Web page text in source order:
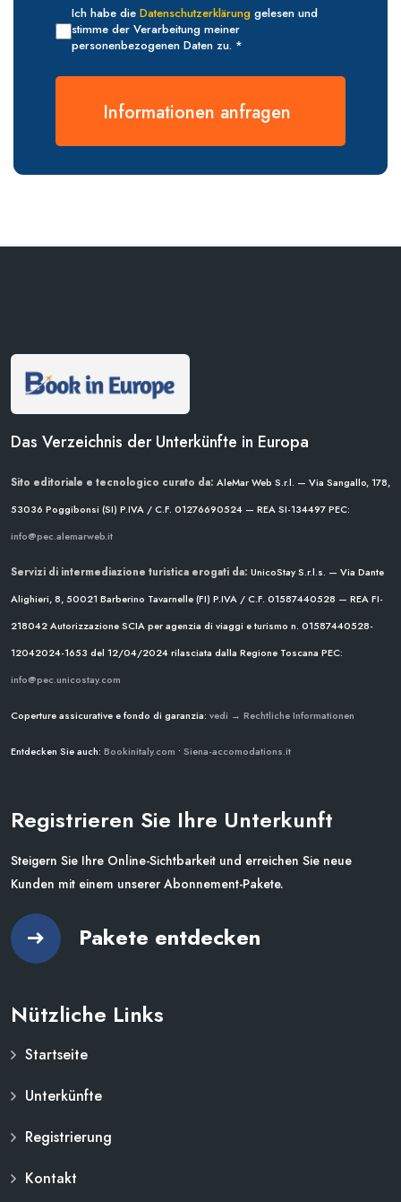
Ich habe die Datenschutzerklärung gelesen und
stimme der Verarbeitung meiner
personenbezogenen Daten zu. *
Informationen anfragen
Das Verzeichnis der Unterkünfte in Europa
Sito editoriale e tecnologico curato da: AleMar Web S.r.l. — Via Sangallo, 178,
53036 Poggibonsi (SI) P.IVA / C.F. 01276690524 — REA SI-134497PEC:
info@pec.alemarweb.it
Servizi di intermediazione turistica erogati da: UnicoStay S.r.l.s. — Via Dante
Alighieri, 8, 50021 Barberino Tavarnelle (FI) P.IVA / C.F. 01587440528 — REA FI-
218042Autorizzazione SCIA per agenzia di viaggi e turismo n. 01587440528-
12042024-1653 del 12/04/2024rilasciata dalla Regione Toscana PEC:
info@pec.unicostay.com
Coperture assicurative e fondo di garanzia: vedi → Rechtliche Informationen
Entdecken Sie auch: Bookinitaly.com • Siena-accomodations.it
Registrieren Sie Ihre Unterkunft
Steigern Sie Ihre Online-Sichtbarkeit und erreichen Sie neue
Kunden mit einem unserer Abonnement-Pakete.
Pakete entdecken
Nützliche Links
Startseite
Unterkünfte
Registrierung
Kontakt